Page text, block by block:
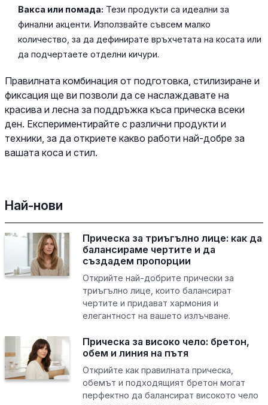
Вакса или помада: Тези продукти са идеални за
финални акценти. Използвайте съвсем малко
количество, за да дефинирате връхчетата на косата или
да подчертаете отделни кичури.
Правилната комбинация от подготовка, стилизиране и
фиксация ще ви позволи да се наслаждавате на
красива и лесна за поддръжка къса прическа всеки
ден. Експериментирайте с различни продукти и
техники, за да откриете какво работи най-добре за
вашата коса и стил.
Най-нови
Прическа за триъгълно лице: как да
балансираме чертите и да
създадем пропорции
Открийте най-добрите прически за
триъгълно лице, които балансират
чертите и придават хармония и
елегантност на вашето излъчване.
Прическа за високо чело: бретон,
обем и линия на пътя
Открийте как правилната прическа,
обемът и подходящият бретон могат
перфектно да балансират високото чело